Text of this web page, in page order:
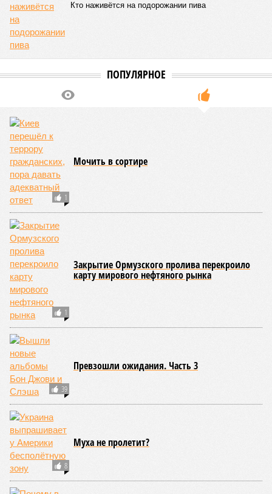
Кто наживётся на подорожании пива
ПОПУЛЯРНОЕ
1
Мочить в сортире
1
Закрытие Ормузского пролива перекроило
карту мирового нефтяного рынка
39
Превзошли ожидания. Часть 3
8
Муха не пролетит?